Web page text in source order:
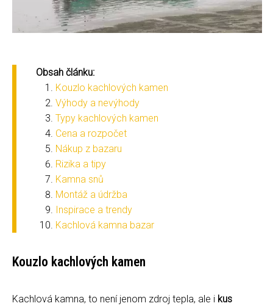
Obsah článku:
Kouzlo kachlových kamen
Výhody a nevýhody
Typy kachlových kamen
Cena a rozpočet
Nákup z bazaru
Rizika a tipy
Kamna snů
Montáž a údržba
Inspirace a trendy
Kachlová kamna bazar
Kouzlo kachlových kamen
Kachlová kamna, to není jenom zdroj tepla, ale i kus